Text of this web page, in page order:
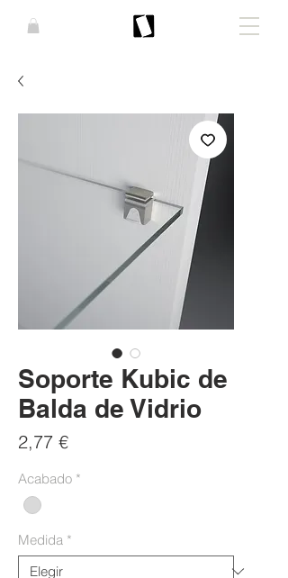
Soporte Kubic de
Balda de Vidrio
2,77 €Precio
Acabado *
Medida *